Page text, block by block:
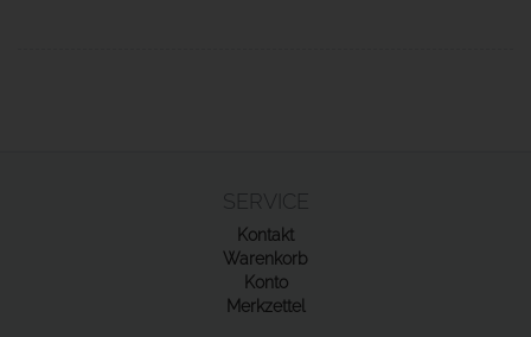
SERVICE
Kontakt
Warenkorb
Konto
Merkzettel